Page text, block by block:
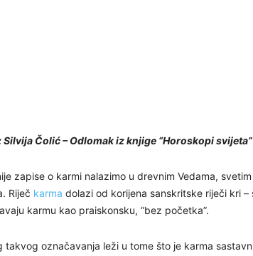
Silvija Čolić –Odlomak iz knjige “Horoskopi svijeta”
zapise o karmi nalazimo u drevnim Vedama,
Riječ karma dolazi od korijena sanskritske riječi kri
karmu kao praiskonsku, “bez početka”.
takvog označavanja leži u tome što je karma